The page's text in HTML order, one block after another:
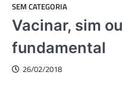
SEM CATEGORIA
Vacinar, sim
fundamental
26/02/2018